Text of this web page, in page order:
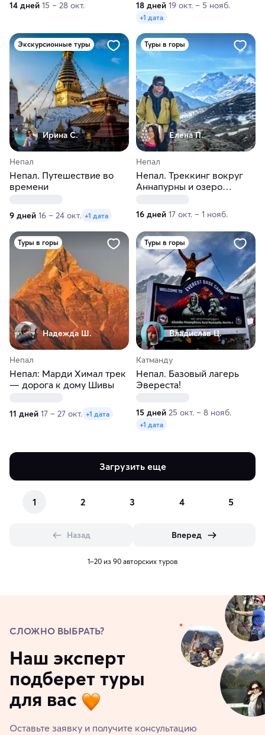
14 дней 15 – 28 окт. 18 дней 19 окт. – 5 нояб.
+1 дата
Экскурсионные туры
Ирина С.
Непал
Непал. Путешествие во
времени
9 дней 16 – 24 окт. +1 дата
Туры в горы
Елена П.
Непал
Непал. Треккинг вокруг
Аннапурны и озеро
16 дней 17 окт. – 1 нояб.
Туры в горы
Надежда Ш.
Непал
Непал: Марди Химал трек
— дорога к дому Шивы
11 дней 17 – 27 окт. +1 дата
Туры в горы
Владислав Ц.
Катманду
Непал. Базовый лагерь
Эвереста!
15 дней 25 окт. – 8 нояб.
+1 дата
Загрузить еще
1 2 3 4 5
Назад Вперед
1–20 из 90 авторских туров
СЛОЖНО ВЫБРАТЬ?
Наш эксперт
подберет туры
для вас
Оставьте заявку и получите консультацию